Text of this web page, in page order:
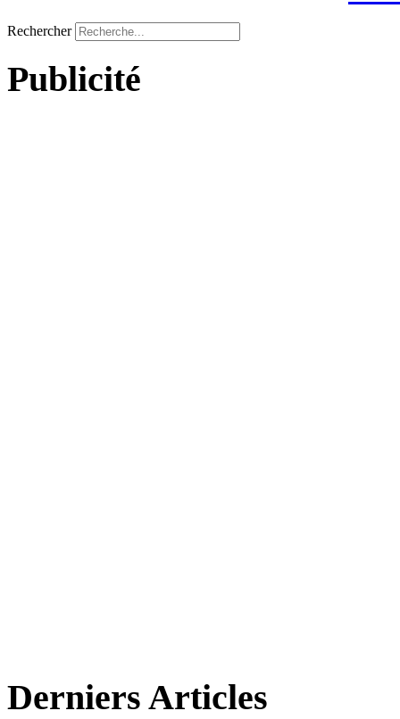
Rechercher
Publicité
Derniers Articles